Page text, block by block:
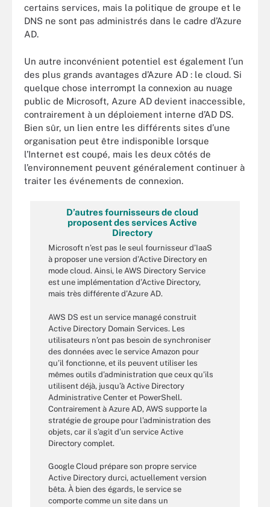
certains services, mais la politique de groupe et le
DNS ne sont pas administrés dans le cadre d’Azure
AD.
Un autre inconvénient potentiel est également l’un
des plus grands avantages d’Azure AD : le cloud. Si
quelque chose interrompt la connexion au nuage
public de Microsoft, Azure AD devient inaccessible,
contrairement à un déploiement interne d’AD DS.
Bien sûr, un lien entre les différents sites d’une
organisation peut être indisponible lorsque
l’Internet est coupé, mais les deux côtés de
l’environnement peuvent généralement continuer à
traiter les événements de connexion.
D’autres fournisseurs de cloud
proposent des services Active
Directory
Microsoft n’est pas le seul fournisseur d’IaaS
à proposer une version d’Active Directory en
mode cloud. Ainsi, le AWS Directory Service
est une implémentation d’Active Directory,
mais très différente d’Azure AD.
AWS DS est un service managé construit
Active Directory Domain Services. Les
utilisateurs n’ont pas besoin de synchroniser
des données avec le service Amazon pour
qu’il fonctionne, et ils peuvent utiliser les
mêmes outils d’administration que ceux qu’ils
utilisent déjà, jusqu’à Active Directory
Administrative Center et PowerShell.
Contrairement à Azure AD, AWS supporte la
stratégie de groupe pour l’administration des
objets, car il s’agit d’un service Active
Directory complet.
Google Cloud prépare son propre service
Active Directory durci, actuellement version
bêta. À bien des égards, le service se
comporte comme un site dans un